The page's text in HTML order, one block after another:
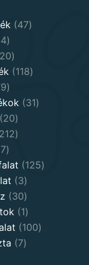
4747
64
products
2020
products
118118
79
products
3131
2020
products
212212
527
products
125125
33
products
3030
products
11
product
100100
77